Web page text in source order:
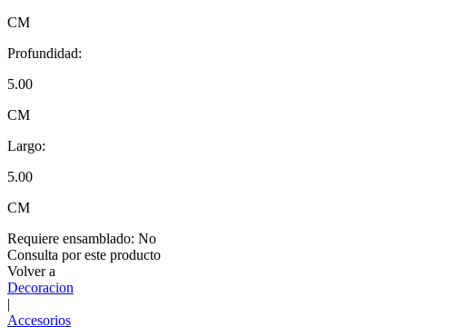
CM
Profundidad:
5.00
CM
Largo:
5.00
CM
Requiere ensamblado: No
Consulta por este producto
Volver a
Decoracion
|
Accesorios